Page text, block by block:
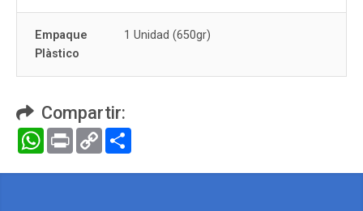
Empaque
Plàstico
1 Unidad (650gr)
Compartir:
WhatsApp
Print Copy
Link